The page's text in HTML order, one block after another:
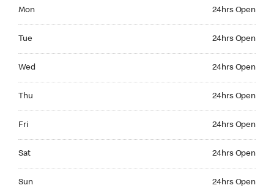
Mon 24hrs Open
Tue 24hrs Open
Wed 24hrs Open
Thu 24hrs Open
Fri 24hrs Open
Sat 24hrs Open
Sun 24hrs Open